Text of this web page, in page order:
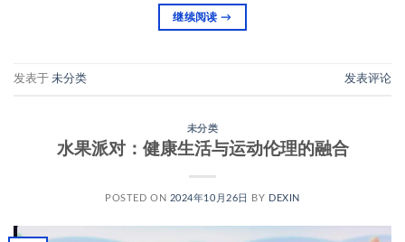
继续阅读→
发表于 未分类 发表评论
未分类
水果派对：健康生活与运动伦理的融合
POSTED ON 2024年10月26日 BY DEXIN